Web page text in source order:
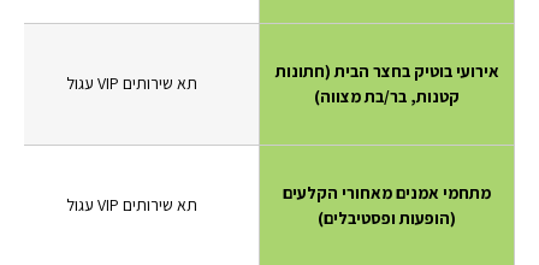
אירועי בוטיק בחצר הבית (חתונות
קטנות, בר/בת מצווה)
תא שירותים VIP עגול
מתחמי אמנים מאחורי הקלעים
(הופעות ופסטיבלים)
תא שירותים VIP עגול